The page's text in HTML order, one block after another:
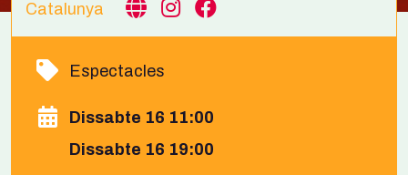
Catalunya
Espectacles
Dissabte 16 11:00
Dissabte 16 19:00